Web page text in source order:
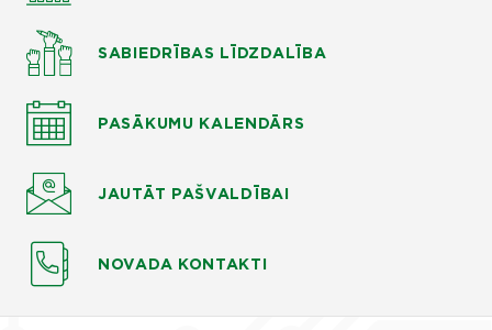
SABIEDRĪBAS LĪDZDALĪBA
PASĀKUMU KALENDĀRS
JAUTĀT PAŠVALDĪBAI
NOVADA KONTAKTI